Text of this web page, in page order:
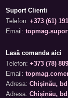
Suport Clienti
Telefon: +373 (61)
Email:
Lasă comanda aici
Telefon: +373 (78)
Email:
Adresa: Chișinău,
Adresa: Chișinău,